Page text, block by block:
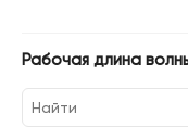
Рабочая длина